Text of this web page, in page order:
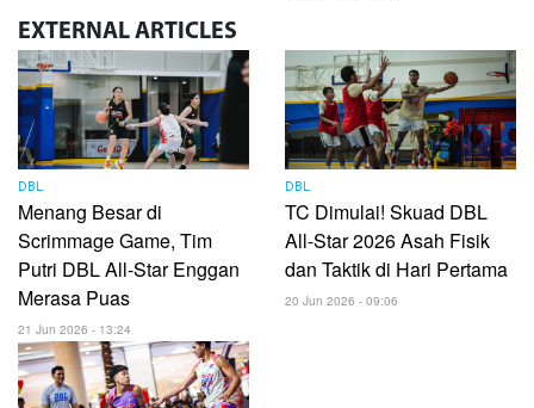
EXTERNAL ARTICLES
DBL
Menang Besar di
Scrimmage Game, Tim
Putri DBL All-Star Enggan
Merasa Puas
21 Jun 2026 - 13:24
DBL
TC Dimulai! Skuad DBL
All-Star 2026 Asah Fisik
dan Taktik di Hari Pertama
20 Jun 2026 - 09:06